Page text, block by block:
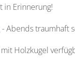
in Erinnerung!
Abends traumhaft
Holzkugel